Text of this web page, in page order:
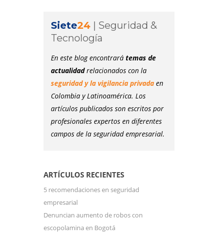
Siete24 | Seguridad &
Tecnología
En este blog encontrará temas de
actualidadrelacionados con la
seguridad y la vigilancia privada en
Colombia y Latinoamérica. Los
artículos publicados son escritos por
profesionales expertos en diferentes
campos de la seguridad empresarial.
ARTÍCULOS RECIENTES
5 recomendaciones en seguridad
empresarial
Denuncian aumento de robos con
escopolamina en Bogotá